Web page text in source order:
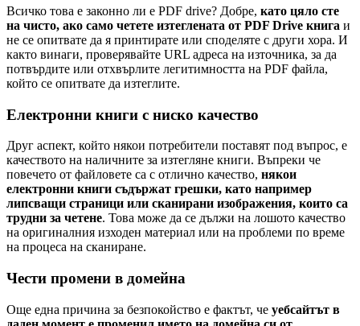
Всичко това е законно ли е PDF drive? Добре, като цяло сте
на чисто, ако само четете изтеглената от PDF Drive книга и
не се опитвате да я принтирате или споделяте с други хора. И
както винаги, проверявайте URL адреса на източника, за да
потвърдите или отхвърлите легитимността на PDF файла,
който се опитвате да изтеглите.
Електронни книги с ниско качество
Друг аспект, който някои потребители поставят под въпрос, е
качеството на наличните за изтегляне книги. Въпреки че
повечето от файловете са с отлично качество, някои
електронни книги съдържат грешки, като например
липсващи страници или сканирани изображения, които са
трудни за четене. Това може да се дължи на лошото качество
на оригиналния изходен материал или на проблеми по време
на процеса на сканиране.
Чести промени в домейна
Още една причина за безпокойство е фактът, че уебсайтът в